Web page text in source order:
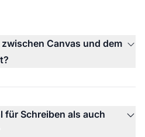
Canvas und dem
für Schreiben als auch